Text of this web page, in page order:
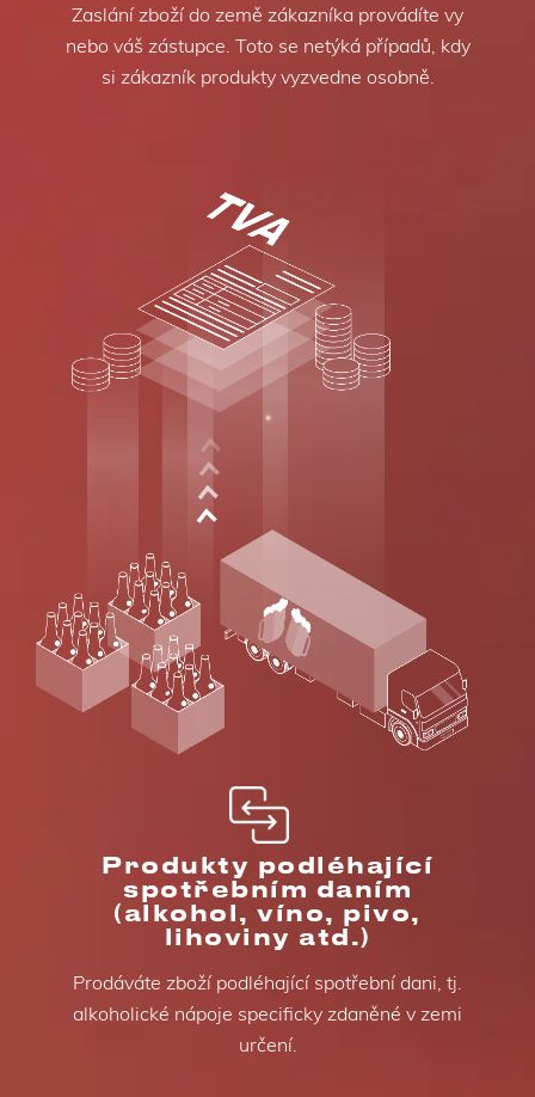
Zaslání zboží do země zákazníka provádíte vy
nebo váš zástupce. Toto se netýká případů, kdy
si zákazník produkty vyzvedne osobně.
Produkty podléhající
spotřebním daním
(alkohol, víno, pivo,
lihoviny atd.)
Prodáváte zboží podléhající spotřební dani, tj.
alkoholické nápoje specificky zdaněné v zemi
určení.